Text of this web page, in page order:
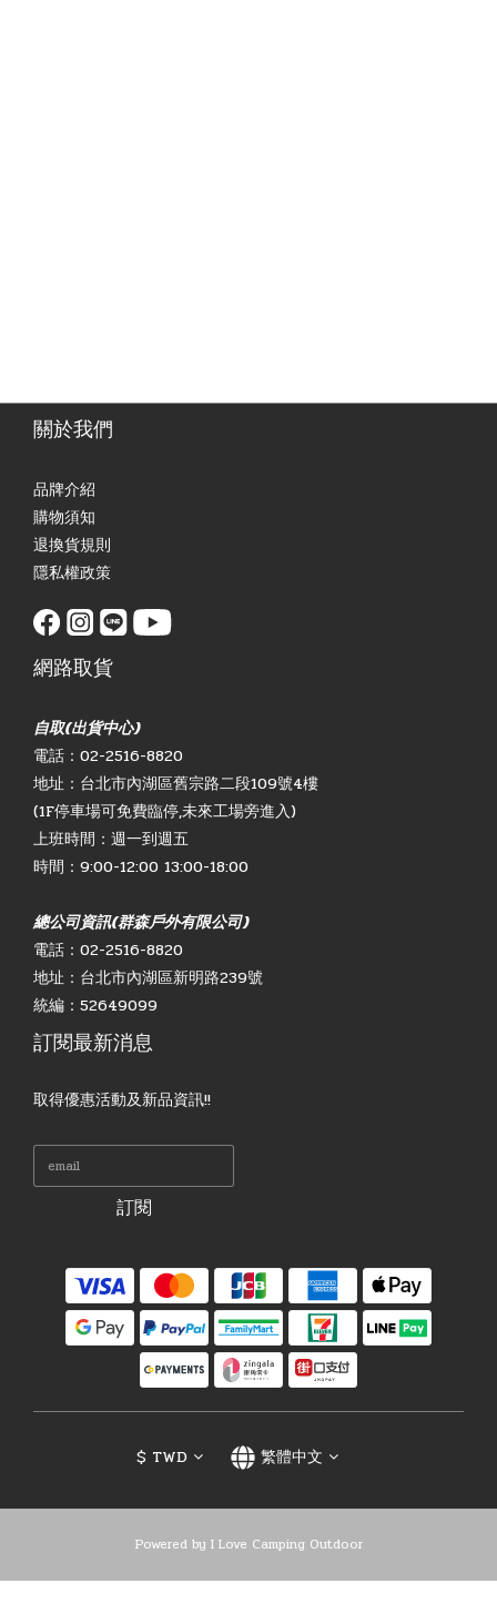
關於我們
品牌介紹
購物須知
退換貨規則
隱私權政策
網路取貨
自取(出貨中心)
電話：02-2516-8820
地址：台北市內湖區舊宗路二段109號4樓
(1F停車場可免費臨停,未來工場旁進入)
上班時間：週一到週五
時間：9:00-12:00 13:00-18:00
總公司資訊(群森戶外有限公司)
電話：02-2516-8820
地址：台北市內湖區新明路239號
統編：52649099
訂閱最新消息
取得優惠活動及新品資訊!!
訂閱
$ TWD 繁體中文
Powered by I Love Camping Outdoor